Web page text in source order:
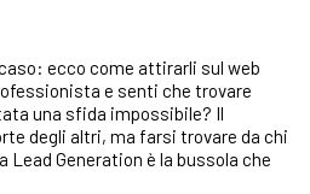
ecco come attirarli sul web
e senti che trovare
una sfida impossibile? Il
degli altri, ma farsi trovare da chi
Lead Generation è la bussola che